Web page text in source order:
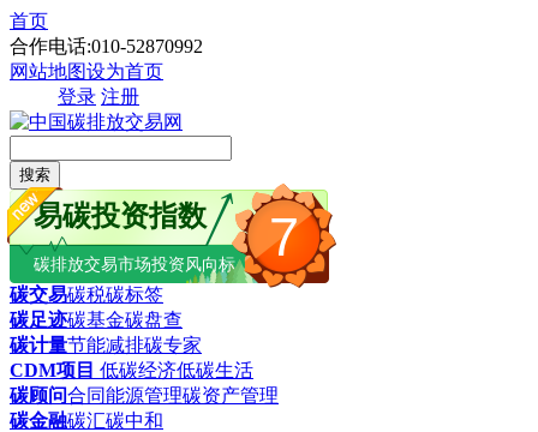
首页
合作电话:010-52870992
网站地图设为首页
登录 注册
搜索
7
易碳投资指数
碳排放交易市场投资风向标
碳交易碳税碳标签
碳足迹碳基金碳盘查
碳计量节能减排碳专家
CDM项目 低碳经济低碳生活
碳顾问合同能源管理碳资产管理
碳金融碳汇碳中和